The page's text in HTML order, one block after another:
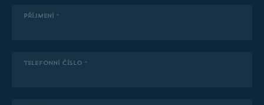
PŘÍJMENÍ *
TELEFONNÍ ČÍSLO *